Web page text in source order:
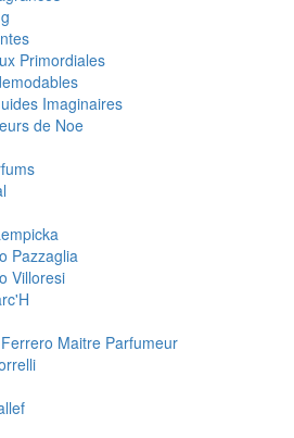
Primordiales
Imaginaires
de Noe
Pazzaglia
Villoresi
Maitre Parfumeur